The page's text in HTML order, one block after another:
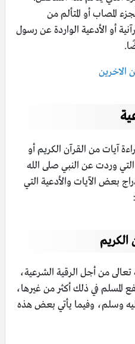
المصاب أو المتألم من
أو الأدعية الواردة عن رسول
الاخرين
آيات من القرآن الكريم أو
التي وردت عن النبي صلى الله
بعض الآيات والأدعية التي
الكريم
تعالى من أجل الرقية الشرعية،
المسلم في ذلك أكثر من غيرها،
وسلم، وفيما يأتي بعض هذه